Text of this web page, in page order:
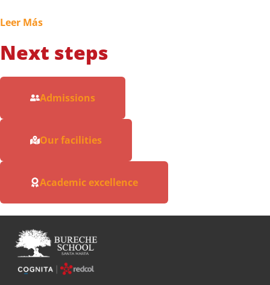
Leer Más
Next steps
Admissions
Our facilities
Academic excellence